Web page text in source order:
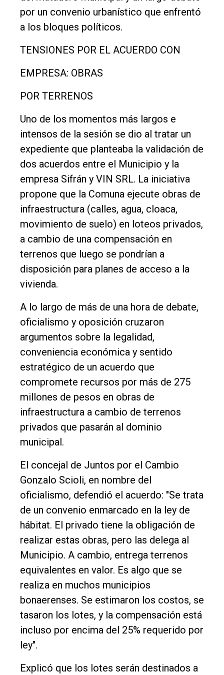
DIARIO
Inicio
General
Política
Cultura
Entrevistas
Rural
Deportes
Fúnebres
Edición
Empresa
Nosotros
Contacto
por un convenio urbanístico que enfrentó
a los bloques políticos.
TENSIONES POR EL ACUERDO CON
EMPRESA: OBRAS
POR TERRENOS
Uno de los momentos más largos e
intensos de la sesión se dio al tratar un
expediente que planteaba la validación de
dos acuerdos entre el Municipio y la
empresa Sifrán y VIN SRL. La iniciativa
propone que la Comuna ejecute obras de
infraestructura (calles, agua, cloaca,
movimiento de suelo) en loteos privados,
a cambio de una compensación en
terrenos que luego se pondrían a
disposición para planes de acceso a la
vivienda.
A lo largo de más de una hora de debate,
oficialismo y oposición cruzaron
argumentos sobre la legalidad,
conveniencia económica y sentido
estratégico de un acuerdo que
compromete recursos por más de 275
millones de pesos en obras de
infraestructura a cambio de terrenos
privados que pasarán al dominio
municipal.
El concejal de Juntos por el Cambio
Gonzalo Scioli, en nombre del
oficialismo, defendió el acuerdo: "Se trata
de un convenio enmarcado en la ley de
hábitat. El privado tiene la obligación de
realizar estas obras, pero las delega al
Municipio. A cambio, entrega terrenos
equivalentes en valor. Es algo que se
realiza en muchos municipios
bonaerenses. Se estimaron los costos, se
tasaron los lotes, y la compensación está
incluso por encima del 25% requerido por
ley".
Explicó que los lotes serán destinados a